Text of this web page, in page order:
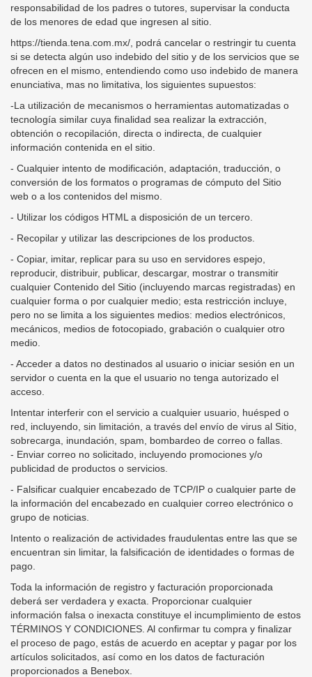
responsabilidad de los padres o tutores, supervisar la conducta
de los menores de edad que ingresen al sitio.
https://tienda.tena.com.mx/, podrá cancelar o restringir tu cuenta
si se detecta algún uso indebido del sitio y de los servicios que se
ofrecen en el mismo, entendiendo como uso indebido de manera
enunciativa, mas no limitativa, los siguientes supuestos:
-La utilización de mecanismos o herramientas automatizadas o
tecnología similar cuya finalidad sea realizar la extracción,
obtención o recopilación, directa o indirecta, de cualquier
información contenida en el sitio.
- Cualquier intento de modificación, adaptación, traducción, o
conversión de los formatos o programas de cómputo del Sitio
web o a los contenidos del mismo.
- Utilizar los códigos HTML a disposición de un tercero.
- Recopilar y utilizar las descripciones de los productos.
- Copiar, imitar, replicar para su uso en servidores espejo,
reproducir, distribuir, publicar, descargar, mostrar o transmitir
cualquier Contenido del Sitio (incluyendo marcas registradas) en
cualquier forma o por cualquier medio; esta restricción incluye,
pero no se limita a los siguientes medios: medios electrónicos,
mecánicos, medios de fotocopiado, grabación o cualquier otro
medio.
- Acceder a datos no destinados al usuario o iniciar sesión en un
servidor o cuenta en la que el usuario no tenga autorizado el
acceso.
Intentar interferir con el servicio a cualquier usuario, huésped o
red, incluyendo, sin limitación, a través del envío de virus al Sitio,
sobrecarga, inundación, spam, bombardeo de correo o fallas.
- Enviar correo no solicitado, incluyendo promociones y/o
publicidad de productos o servicios.
- Falsificar cualquier encabezado de TCP/IP o cualquier parte de
la información del encabezado en cualquier correo electrónico o
grupo de noticias.
Intento o realización de actividades fraudulentas entre las que se
encuentran sin limitar, la falsificación de identidades o formas de
pago.
Toda la información de registro y facturación proporcionada
deberá ser verdadera y exacta. Proporcionar cualquier
información falsa o inexacta constituye el incumplimiento de estos
TÉRMINOS Y CONDICIONES. Al confirmar tu compra y finalizar
el proceso de pago, estás de acuerdo en aceptar y pagar por los
artículos solicitados, así como en los datos de facturación
proporcionados a Benebox.